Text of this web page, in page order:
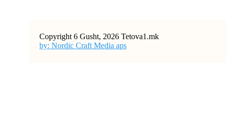
Copyright 6 Gusht, 2026 Tetova1.mk
by: Nordic Craft Media aps